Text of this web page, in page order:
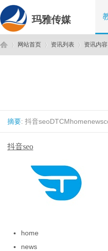
玛雅传媒
网站首页 资讯列表 资讯内容
摘要: 抖音
抖音seo
home
news